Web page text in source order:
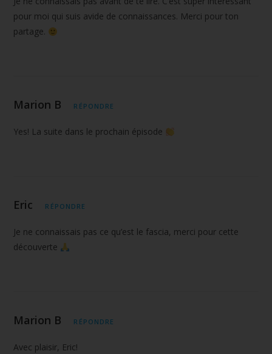
pour moi qui suis avide de connaissances. Merci pour ton
partage.
Marion B RÉPONDRE
Yes! La suite dans le prochain épisode
Eric RÉPONDRE
Je ne connaissais pas ce qu’est le fascia, merci pour cette
découverte
Marion B RÉPONDRE
Avec plaisir, Eric!